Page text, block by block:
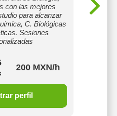
con las mejores
para alcanzar
C. Biológicas
Sesiones
200 MXN/h
perfil
que